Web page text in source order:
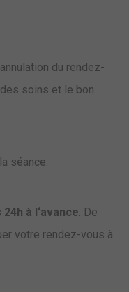
du rendez-
soins et le bon
séance.
24h à l‘avance . De
votre rendez-vous à